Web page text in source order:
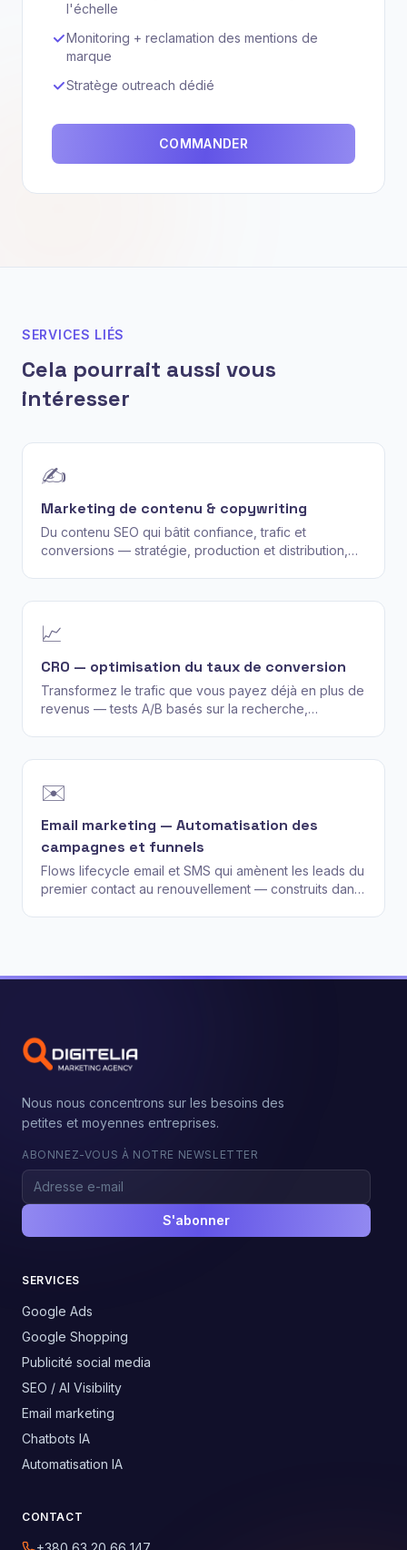
l'échelle
Monitoring + reclamation des mentions de
marque
Stratège outreach dédié
COMMANDER
SERVICES LIÉS
Cela pourrait aussi vous
intéresser
✍️
Marketing de contenu & copywriting
Du contenu SEO qui bâtit confiance, trafic et
conversions — stratégie, production et distribution,
📈
CRO — optimisation du taux de conversion
Transformez le trafic que vous payez déjà en plus de
revenus — tests A/B basés sur la recherche,
✉️
Email marketing — Automatisation des
campagnes et funnels
Flows lifecycle email et SMS qui amènent les leads du
premier contact au renouvellement — construits dans
Nous nous concentrons sur les besoins des
petites et moyennes entreprises.
ABONNEZ-VOUS À NOTRE NEWSLETTER
S'abonner
SERVICES
Google Ads
Google Shopping
Publicité social media
SEO / AI Visibility
Email marketing
Chatbots IA
Automatisation IA
CONTACT